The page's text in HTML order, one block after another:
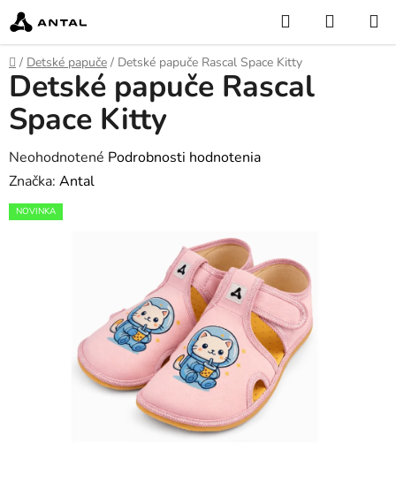
Prejsť
na
obsah
Hľadať
KOŠÍK
Domov
/ Detské papuče / Detské papuče Rascal Space Kitty
Detské papuče Rascal
Space Kitty
Priemerné
hodnotenie
produktu
Neohodnotené Podrobnosti hodnotenia
Značka: Antal
NOVINKA